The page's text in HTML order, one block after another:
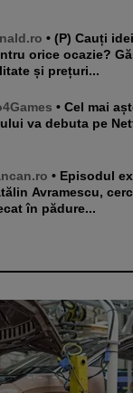
• (P) Cauți idei de cadouri rafinate
orice ocazie?
și prețuri...
• Cel mai așteptat joc video al
va debuta pe
• Episodul extrem din dosarul lui
Avramescu,
în pădure...